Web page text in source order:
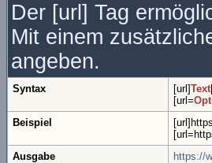
Der [url] Tag
Mit einem
angeben.
Syntax [url]Text
[url=
Beispiel
Ausgabe
https://